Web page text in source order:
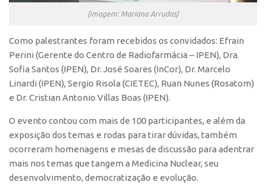
Formas de Proteção
Marcas
Softwares
Cultivares
Desenho Industrial
Buscar Anterioridade
Como solicitar
Portal do Inventor
VPI – Vocação para Inovação
(imagem: Mariana Arrudas)
Como palestrantes foram recebidos os convidados: Efrain
Perini (Gerente do Centro de Radiofarmácia – IPEN), Dra.
Sofia Santos (IPEN), Dr. José Soares (InCor), Dr. Marcelo
Linardi (IPEN), Sergio Risola (CIETEC), Ruan Nunes (Rosatom)
e Dr. Cristian Antonio Villas Boas (IPEN).
O evento contou com mais de 100 participantes, e além da
exposição dos temas e rodas para tirar dúvidas, também
ocorreram homenagens e mesas de discussão para adentrar
mais nos temas que tangem a Medicina Nuclear, seu
desenvolvimento, democratização e evolução.